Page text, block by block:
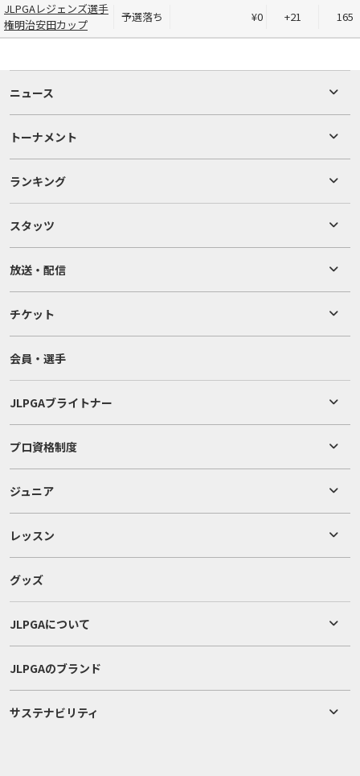
JLPGAレジェンズ選手
権明治安田カップ
予選落ち ¥0 +21 165
ニュース
トーナメント
ランキング
スタッツ
放送・配信
チケット
会員・選手
JLPGAブライトナー
プロ資格制度
ジュニア
レッスン
グッズ
JLPGAについて
JLPGAのブランド
サステナビリティ